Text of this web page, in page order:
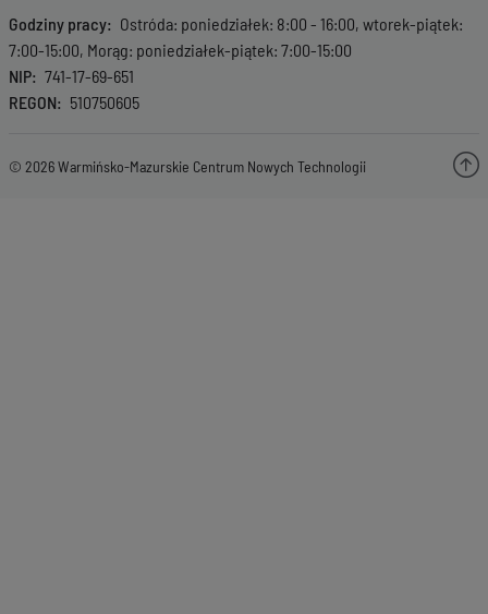
Godziny pracy
Ostróda: poniedziałek: 8:00 - 16:00, wtorek-piątek:
7:00-15:00, Morąg: poniedziałek-piątek: 7:00-15:00
NIP
741-17-69-651
REGON
510750605
© 2026 Warmińsko-Mazurskie Centrum Nowych Technologii